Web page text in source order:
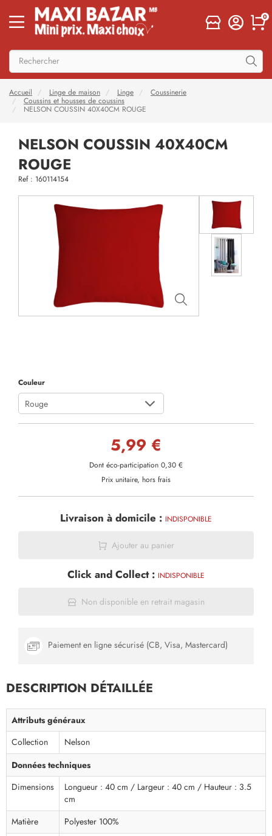
0
Accueil Linge de maison Linge
Coussinerie
Coussins et housses de coussins
NELSON COUSSIN 40X40CM ROUGE
NELSON COUSSIN 40X40CM
ROUGE
Ref : 160114154
Couleur
Rouge
5,99 €
Dont éco-participation 0,30 €
Prix unitaire, hors frais
Livraison à domicile : INDISPONIBLE
Ajouter au panier
Click and Collect : INDISPONIBLE
Non disponible en retrait magasin
Paiement en ligne sécurisé (CB, Visa, Mastercard)
DESCRIPTION DÉTAILLÉE
Attributs généraux
Collection Nelson
Données techniques
Dimensions
Longueur : 40 cm / Largeur : 40 cm / Hauteur : 3.5
cm
Matière
Polyester 100%